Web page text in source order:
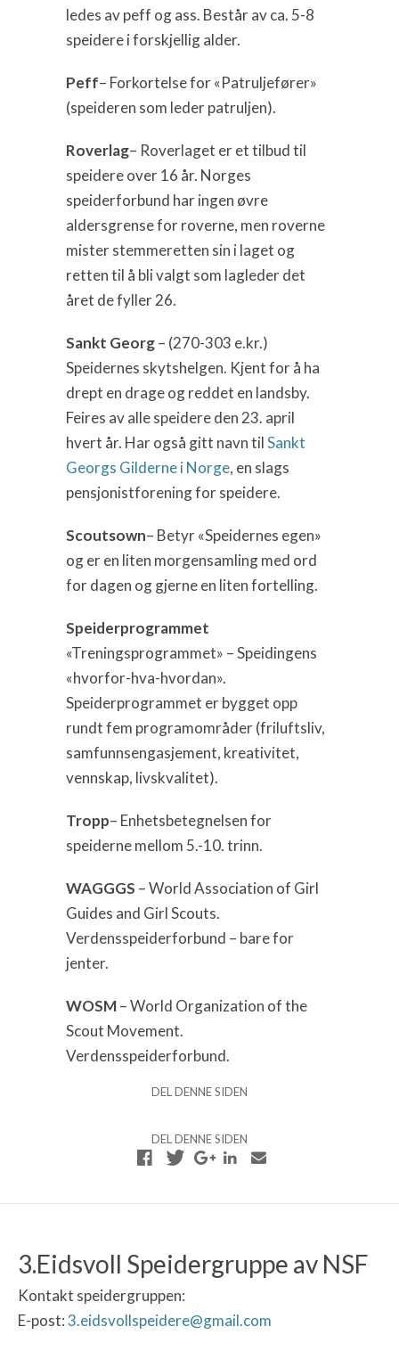
ledes av peff og ass. Består av ca. 5-8
speidere i forskjellig alder.
Peff– Forkortelse for «Patruljefører»
(speideren som leder patruljen).
Roverlag– Roverlaget er et tilbud til
speidere over 16 år. Norges
speiderforbund har ingen øvre
aldersgrense for roverne, men roverne
mister stemmeretten sin i laget og
retten til å bli valgt som lagleder det
året de fyller 26.
Sankt Georg– (270-303 e.kr.)
Speidernes skytshelgen. Kjent for å ha
drept en drage og reddet en landsby.
Feires av alle speidere den 23. april
hvert år. Har også gitt navn tilSankt
Georgs Gilderne i Norge, en slags
pensjonistforening for speidere.
Scoutsown– Betyr «Speidernes egen»
og er en liten morgensamling med ord
for dagen og gjerne en liten fortelling.
Speiderprogrammet
«Treningsprogrammet» – Speidingens
«hvorfor-hva-hvordan».
Speiderprogrammet er bygget opp
rundt fem programområder (friluftsliv,
samfunnsengasjement, kreativitet,
vennskap, livskvalitet).
Tropp– Enhetsbetegnelsen for
speiderne mellom 5.-10. trinn.
WAGGGS – World Association of Girl
Guides and Girl Scouts.
Verdensspeiderforbund – bare for
jenter.
WOSM– World Organization of the
Scout Movement.
Verdensspeiderforbund.
DEL DENNE SIDEN
DEL DENNE SIDEN
3.Eidsvoll Speidergruppe av NSF
Kontakt speidergruppen:
E-post:3.eidsvollspeidere@gmail.com